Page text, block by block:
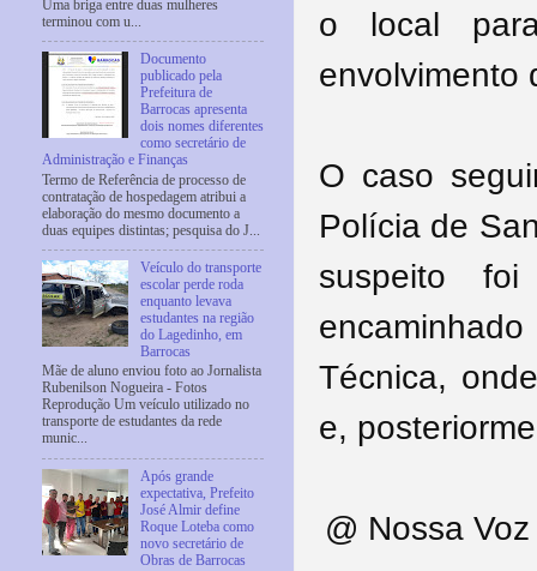
o local
envolvimento
O caso
Polícia de
suspeito
Técnica,
e,
@ Nossa
Uma briga entre duas mulheres
terminou com u...
Documento
publicado pela
Prefeitura de
Barrocas apresenta
dois nomes diferentes
como secretário de
Administração e Finanças
Termo de Referência de processo de
contratação de hospedagem atribui a
elaboração do mesmo documento a
duas equipes distintas; pesquisa do J...
Veículo do transporte
escolar perde roda
enquanto levava
estudantes na região
do Lagedinho, em
Barrocas
Mãe de aluno enviou foto ao Jornalista
Rubenilson Nogueira - Fotos
Reprodução Um veículo utilizado no
transporte de estudantes da rede
munic...
Após grande
expectativa, Prefeito
José Almir define
Roque Loteba como
novo secretário de
Obras de Barrocas